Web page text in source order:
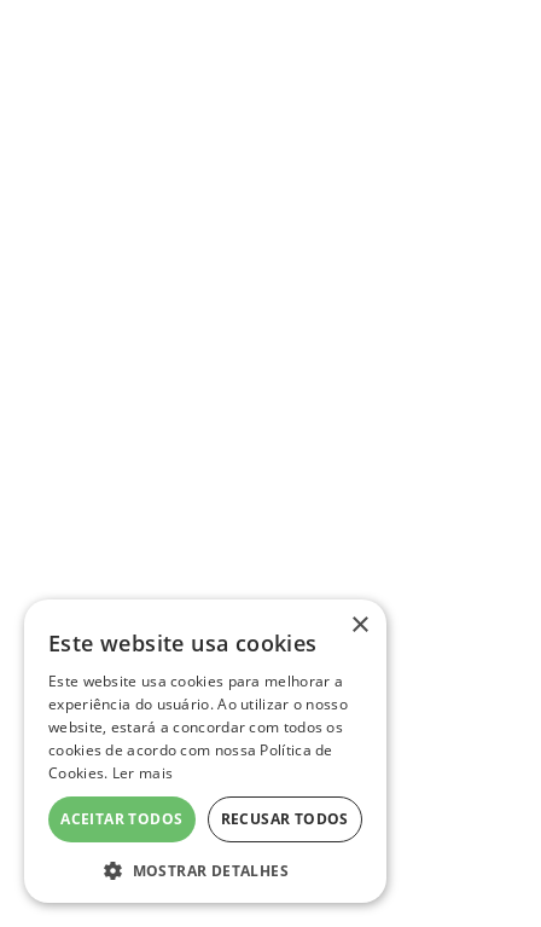
×
Este website usa cookies
Este website usa cookies para melhorar a
experiência do usuário. Ao utilizar o nosso
website, estará a concordar com todos os
cookies de acordo com nossa Política de
Cookies. Ler mais
ACEITAR TODOS RECUSAR TODOS
MOSTRAR DETALHES